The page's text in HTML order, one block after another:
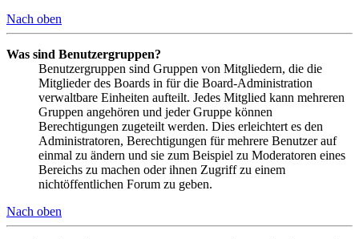
Nach oben
Was sind Benutzergruppen?
Benutzergruppen sind Gruppen von Mitgliedern, die die
Mitglieder des Boards in für die Board-Administration
verwaltbare Einheiten aufteilt. Jedes Mitglied kann mehreren
Gruppen angehören und jeder Gruppe können
Berechtigungen zugeteilt werden. Dies erleichtert es den
Administratoren, Berechtigungen für mehrere Benutzer auf
einmal zu ändern und sie zum Beispiel zu Moderatoren eines
Bereichs zu machen oder ihnen Zugriff zu einem
nichtöffentlichen Forum zu geben.
Nach oben